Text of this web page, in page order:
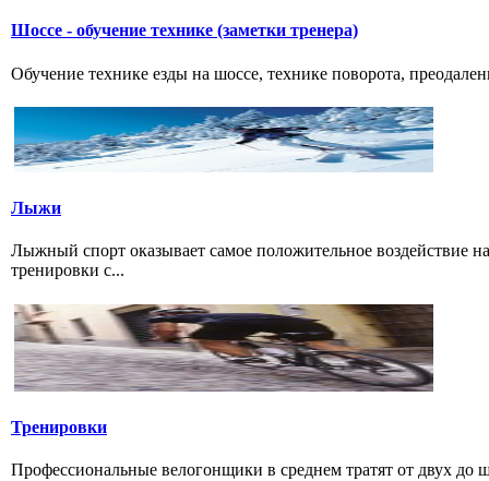
Шоссе - обучение технике (заметки тренера)
Обучение технике езды на шоссе, технике поворота,
Лыжи
Лыжный спорт оказывает самое положительное воздействие
тренировки с...
Тренировки
Профессиональные велогонщики в среднем тратят от двух до